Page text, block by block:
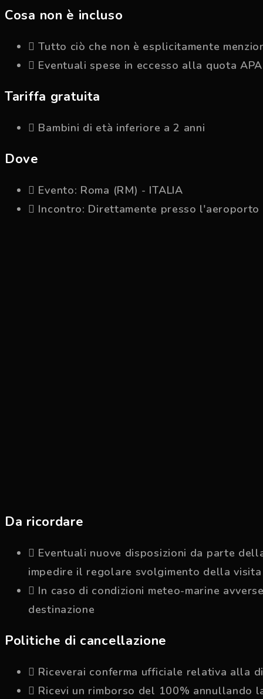
Cosa non è incluso
Tutto ciò che non è esplicitamente
Eventuali spese in eccesso alla quota APA
Tariffa gratuita
Bambini di età inferiore a 2 anni
Dove
Evento: Roma (RM) - ITALIA
Incontro: Direttamente presso
Da ricordare
Eventuali nuove disposizioni da parte
impedire il regolare svolgimento della visita
In caso di condizioni meteo-marine
destinazione
Politiche di cancellazione
Riceverai conferma ufficiale relativa alla
Ricevi un rimborso del 100% annullando